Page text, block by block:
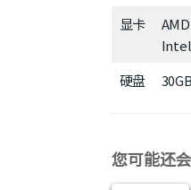
显卡
硬盘
30GB
您可能还